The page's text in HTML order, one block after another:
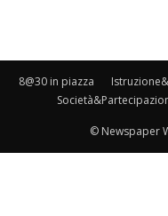
8@30 in piazza
© Newspaper